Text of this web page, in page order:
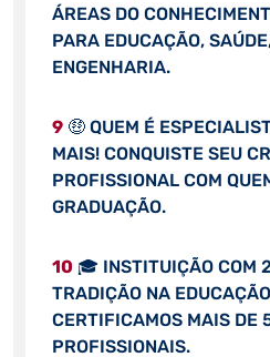
ÁREAS DO
PARA EDUCAÇÃO,
ENGENHARIA.
9🤑 QUEM É
MAIS! CONQUISTE SEU
PROFISSIONAL COM
GRADUAÇÃO.
10 🎓 INSTITUIÇÃO COM
TRADIÇÃO NA
CERTIFICAMOS MAIS DE
PROFISSIONAIS.